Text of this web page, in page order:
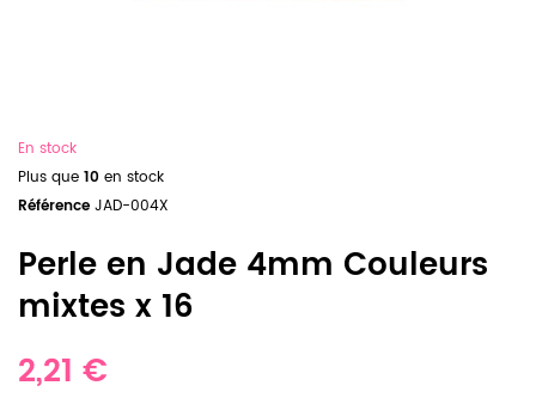
En stock
Plus que 10 en stock
Référence JAD-004X
Perle en Jade 4mm Couleurs
mixtes x 16
2,21 €